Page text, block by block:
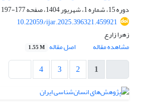
دوره 15، شماره 1، شهریور 1404، صفحه
177-197
10.22059/ijar.2025.396321.459921
زهرا زارع
مشاهده مقاله
اصل مقاله 1.55 M
1
2
3
4